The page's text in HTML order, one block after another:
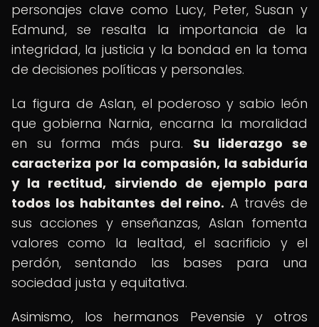
personajes clave como Lucy, Peter, Susan y
Edmund, se resalta la importancia de la
integridad, la justicia y la bondad en la toma
de decisiones políticas y personales.
La figura de Aslan, el poderoso y sabio león
que gobierna Narnia, encarna la moralidad
en su forma más pura. Su liderazgo se
caracteriza por la compasión, la sabiduría
y la rectitud, sirviendo de ejemplo para
todos los habitantes del reino. A través de
sus acciones y enseñanzas, Aslan fomenta
valores como la lealtad, el sacrificio y el
perdón, sentando las bases para una
sociedad justa y equitativa.
Asimismo, los hermanos Pevensie y otros